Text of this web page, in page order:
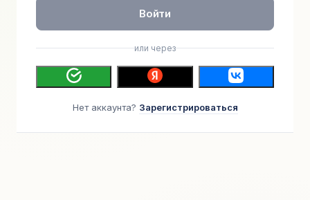
Войти
или через
Нет аккаунта? Зарегистрироваться